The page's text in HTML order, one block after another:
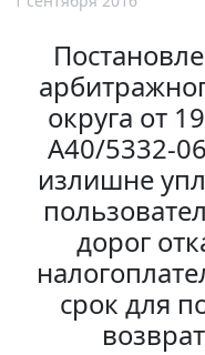
округа от
А40/5332-
излишне
дорог
срок для